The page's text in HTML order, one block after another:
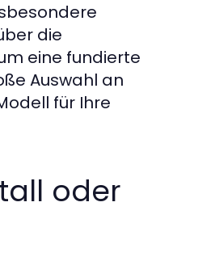
die
eine fundierte
Auswahl an
für Ihre
oder